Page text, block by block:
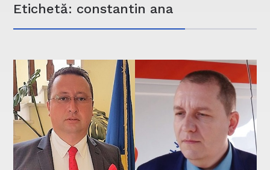
Etichetă: constantin ana